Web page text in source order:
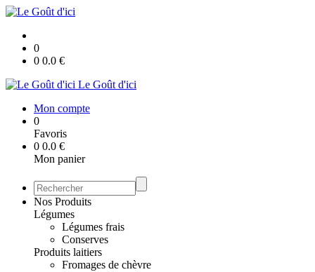
0
0 0.0 €
Le Goût d'ici
Mon compte
0
Favoris
0 0.0 €
Mon panier
Nos Produits
Légumes
Légumes frais
Conserves
Produits laitiers
Fromages de chèvre